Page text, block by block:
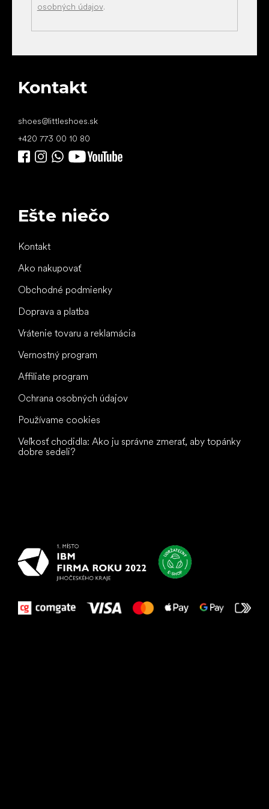
osobných údajov.
Kontakt
shoes@littleshoes.sk
+420 773 00 10 80
Ešte niečo
Kontakt
Ako nakupovať
Obchodné podmienky
Doprava a platba
Vrátenie tovaru a reklamácia
Vernostný program
Affiliate program
Ochrana osobných údajov
Používame cookies
Veľkosť chodidla: Ako ju správne zmerať, aby topánky
dobre sedeli?